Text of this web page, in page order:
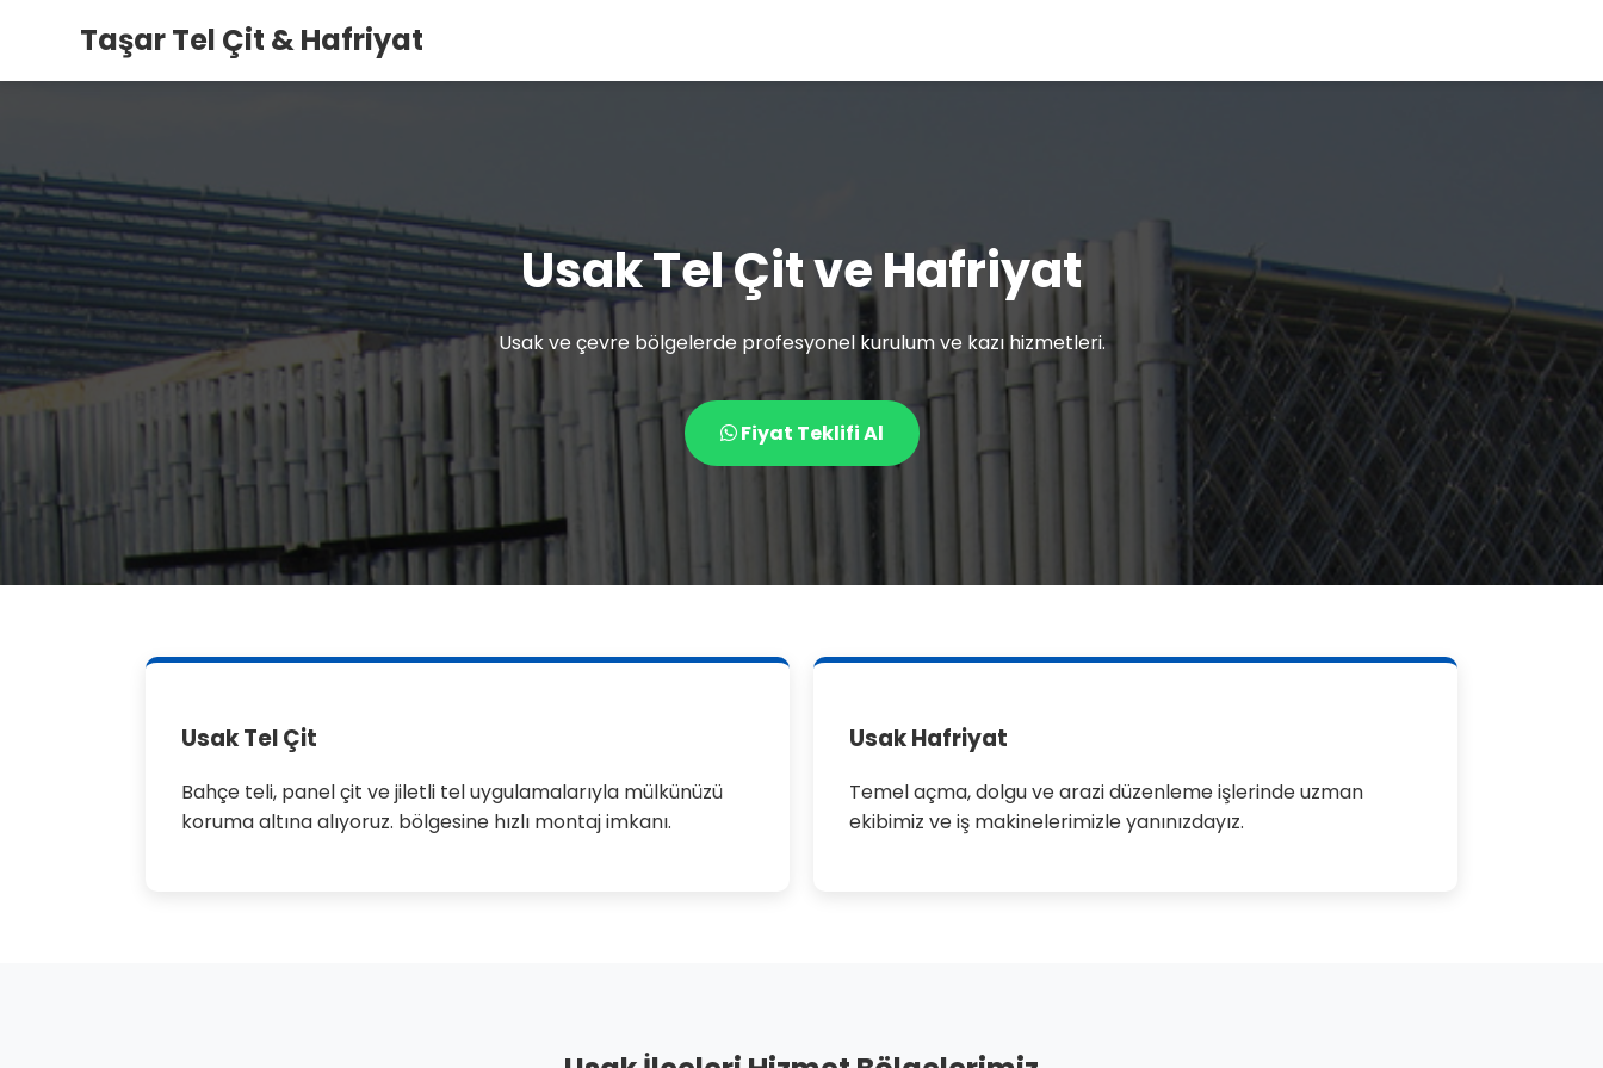
Taşar Tel Çit & Hafriyat
Usak Tel Çit ve Hafriyat
Usak ve çevre bölgelerde profesyonel kurulum ve kazı hizmetleri.
Fiyat Teklifi Al
Usak Tel Çit
Bahçe teli, panel çit ve jiletli tel uygulamalarıyla mülkünüzü
koruma altına alıyoruz. bölgesine hızlı montaj imkanı.
Usak Hafriyat
Temel açma, dolgu ve arazi düzenleme işlerinde uzman
ekibimiz ve iş makinelerimizle yanınızdayız.